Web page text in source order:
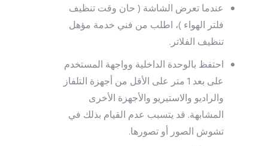
عندما تعرض الشاشة ( حان وقت تنظيف
فلتر الهواء )، اطلب من فني خدمة مؤهل
تنظيف الفلاتر.
احتفظ بالوحدة الداخلية وواجهة المستخدم
على بعد 1 متر على الأقل من أجهزة التلفاز
والراديو والاستيريو والأجهزة الأخرى
المشابهة. قد يتسبب عدم القيام بذلك في
تشوش الصور أو تصورها.